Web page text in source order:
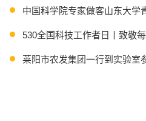
中国科学院专家做客山东大学
530全国科技工作者日丨致敬
莱阳市农发集团一行到实验室